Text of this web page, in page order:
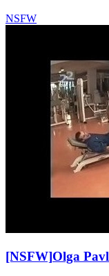
NSFW
[NSFW]Olga